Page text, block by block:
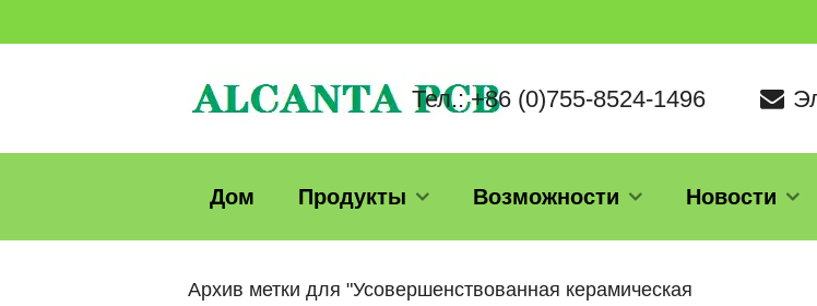
Тел.: +86 (0)755-8524-1496
Дом Продукты Возможности Новости
Архив метки для "Усовершенствованная керамическая